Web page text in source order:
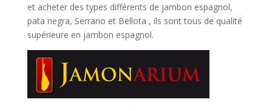
et acheter des types différents de jambon espagnol,
pata negra, Serrano et Bellota , ils sont tous de qualité
supérieure en jambon espagnol.